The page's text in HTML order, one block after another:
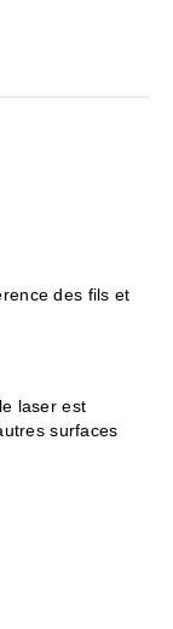
des fils et
laser est
surfaces